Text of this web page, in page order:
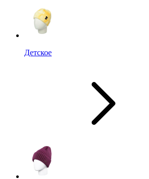
Детское